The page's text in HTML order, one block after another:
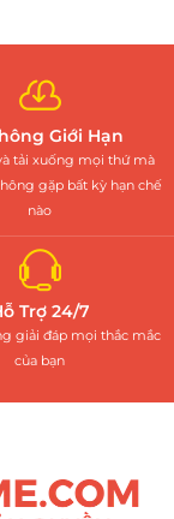
Giới Hạn
tải xuống mọi thứ mà
gặp bất kỳ hạn chế
nào
Trợ 24/7
giải đáp mọi thắc mắc
của bạn